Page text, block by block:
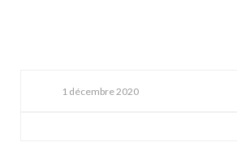
1 décembre 2020